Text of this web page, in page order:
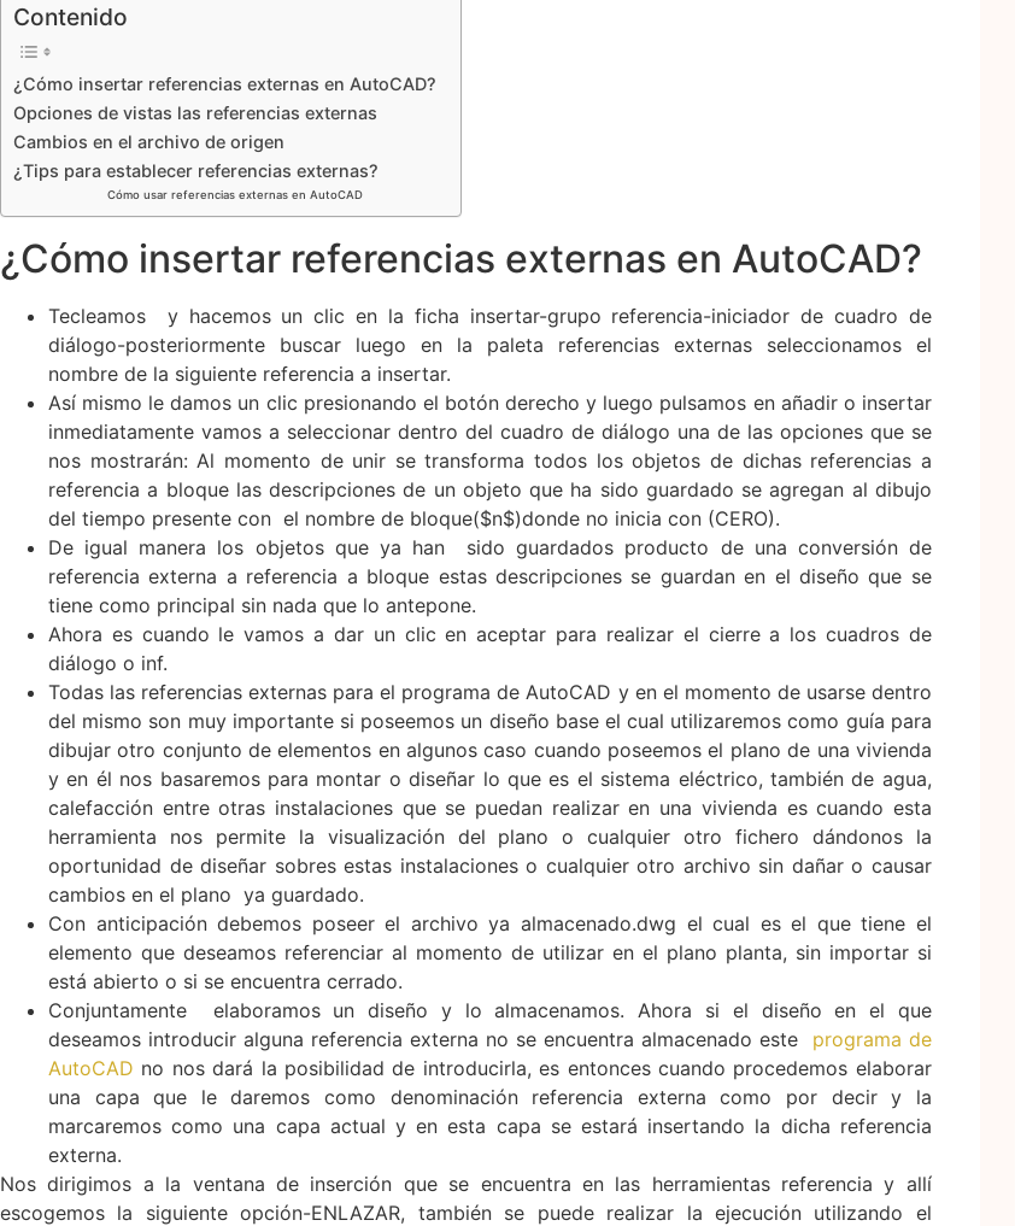
Contenido
¿Cómo insertar referencias externas en AutoCAD?
Opciones de vistas las referencias externas
Cambios en el archivo de origen
¿Tips para establecer referencias externas?
Cómo usar referencias externas en AutoCAD
¿Cómo insertar referencias externas en AutoCAD?
Tecleamos y hacemos un clic en la ficha insertar-grupo referencia-iniciador de cuadro de
diálogo-posteriormente buscar luego en la paleta referencias externas seleccionamos el
nombre de la siguiente referencia a insertar.
Así mismo le damos un clic presionando el botón derecho y luego pulsamos en añadir o insertar
inmediatamente vamos a seleccionar dentro del cuadro de diálogo una de las opciones que se
nos mostrarán: Al momento de unir se transforma todos los objetos de dichas referencias a
referencia a bloque las descripciones de un objeto que ha sido guardado se agregan al dibujo
del tiempo presente con el nombre de bloque($n$)donde no inicia con (CERO).
De igual manera los objetos que ya han sido guardados producto de una conversión de
referencia externa a referencia a bloque estas descripciones se guardan en el diseño que se
tiene como principal sin nada que lo antepone.
Ahora es cuando le vamos a dar un clic en aceptar para realizar el cierre a los cuadros de
diálogo o inf.
Todas las referencias externas para el programa de AutoCAD y en el momento de usarse dentro
del mismo son muy importante si poseemos un diseño base el cual utilizaremos como guía para
dibujar otro conjunto de elementos en algunos caso cuando poseemos el plano de una vivienda
y en él nos basaremos para montar o diseñar lo que es el sistema eléctrico, también de agua,
calefacción entre otras instalaciones que se puedan realizar en una vivienda es cuando esta
herramienta nos permite la visualización del plano o cualquier otro fichero dándonos la
oportunidad de diseñar sobres estas instalaciones o cualquier otro archivo sin dañar o causar
cambios en el plano ya guardado.
Con anticipación debemos poseer el archivo ya almacenado.dwg el cual es el que tiene el
elemento que deseamos referenciar al momento de utilizar en el plano planta, sin importar si
está abierto o si se encuentra cerrado.
Conjuntamente elaboramos un diseño y lo almacenamos. Ahora si el diseño en el que
deseamos introducir alguna referencia externa no se encuentra almacenado este
programa de
AutoCAD no nos dará la posibilidad de introducirla, es entonces cuando procedemos elaborar
una capa que le daremos como denominación referencia externa como por decir y la
marcaremos como una capa actual y en esta capa se estará insertando la dicha referencia
externa.
Nos dirigimos a la ventana de inserción que se encuentra en las herramientas referencia y allí
escogemos la siguiente opción-ENLAZAR, también se puede realizar la ejecución utilizando el